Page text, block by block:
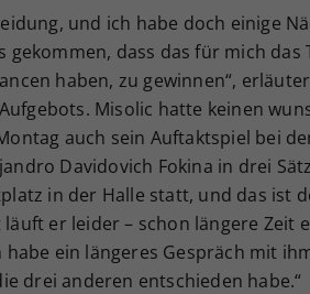
und ich habe doch einige
gekommen, dass das für mich das
haben, zu gewinnen“,
Misolic hatte keinen
auch sein Auftaktspiel bei
Davidovich Fokina in drei
in der Halle statt, und das ist
er leider – schon längere Zeit
ein längeres Gespräch mit
drei anderen entschieden habe.“